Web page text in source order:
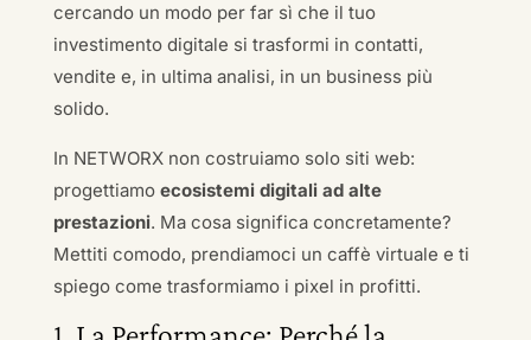
cercando un modo per far sì che il tuo
investimento digitale si trasformi in contatti,
vendite e, in ultima analisi, in un business più
solido.
In NETWORX non costruiamo solo siti web:
progettiamo ecosistemi digitali ad alte
prestazioni. Ma cosa significa concretamente?
Mettiti comodo, prendiamoci un caffè virtuale e ti
spiego come trasformiamo i pixel in profitti.